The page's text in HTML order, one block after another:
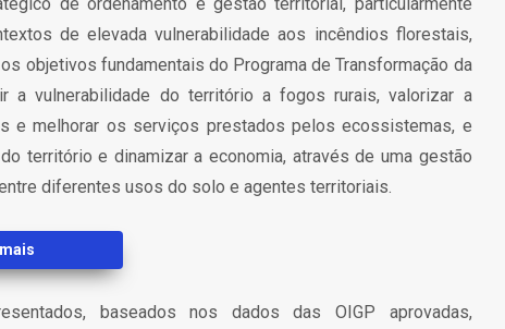
de elevada vulnerabilidade aos incêndios florestais,
objetivos fundamentais do Programa de Transformação da
a vulnerabilidade do território a fogos rurais, valorizar a
e melhorar os serviços prestados pelos ecossistemas, e
território e dinamizar a economia, através de uma gestão
diferentes usos do solo e agentes territoriais.
baseados nos dados das OIGP aprovadas,